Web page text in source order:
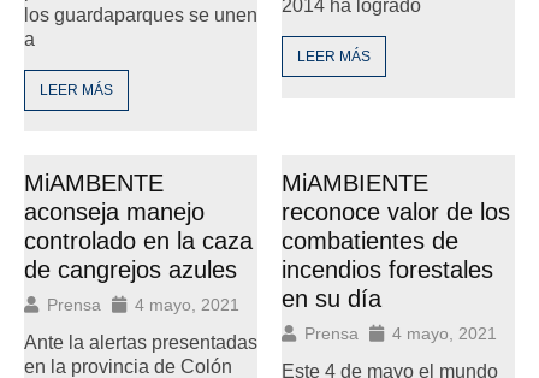
los guardaparques se unen
a
LEER MÁS
2014 ha logrado
LEER MÁS
MiAMBENTE
aconseja manejo
controlado en la caza
de cangrejos azules
Prensa 4 mayo, 2021
Ante la alertas presentadas
en la provincia de Colón
MiAMBIENTE
reconoce valor de los
combatientes de
incendios forestales
en su día
Prensa 4 mayo, 2021
Este 4 de mayo el mundo